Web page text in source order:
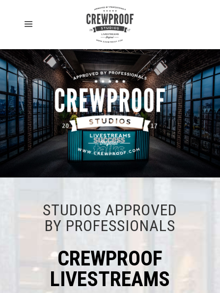
STUDIOS APPROVED
BY PROFESSIONALS
CREWPROOF
LIVESTREAMS